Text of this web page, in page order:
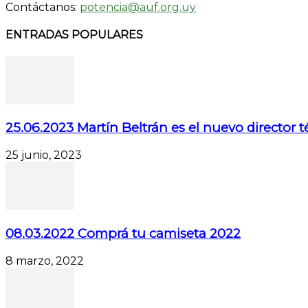
Contáctanos: potencia@auf.org.uy
ENTRADAS POPULARES
25.06.2023 Martín Beltrán es el nuevo director
25 junio, 2023
08.03.2022 Comprá tu camiseta 2022
8 marzo, 2022